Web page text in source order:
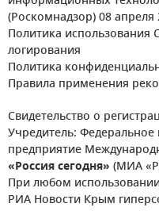
(Роскомнадзор) 08 апреля
Политика использования
логирования
Политика
Правила применения
Свидетельство о
Учредитель: Федеральное
предприятие
«Россия сегодня» (МИА
При любом
РИА Новости Крым